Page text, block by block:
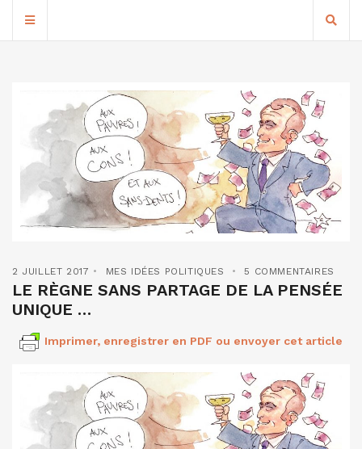
2 JUILLET 2017 MES IDÉES POLITIQUES 5 COMMENTAIRES
LE RÈGNE SANS PARTAGE DE LA PENSÉE
UNIQUE …
Imprimer, enregistrer en PDF ou envoyer cet article